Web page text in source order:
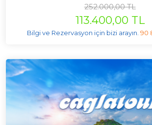
252.000,00 TL
113.400,00 TL
Bilgi ve Rezervasyon için bizi arayın. 90